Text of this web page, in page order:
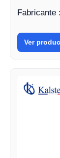
Fabricante
Ver